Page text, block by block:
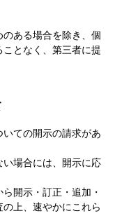
ある場合を除き、個
となく、第三者に提
ての開示の請求があ
場合には、開示に応
開示・訂正・追加・
上、速やかにこれら